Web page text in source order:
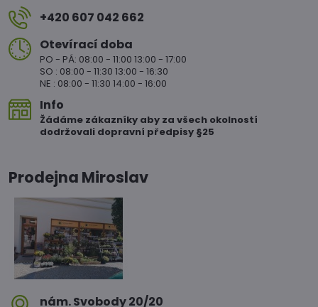
+420 607 042 662
Otevírací doba
PO - PÁ: 08:00 - 11:00 13:00 - 17:00
SO : 08:00 - 11:30 13:00 - 16:30
NE : 08:00 - 11:30 14:00 - 16:00
Info
Žádáme zákazníky aby za všech okolností
dodržovali dopravní předpisy §25
Prodejna Miroslav
nám​. Svobody 20/20